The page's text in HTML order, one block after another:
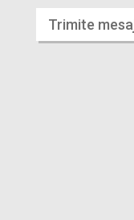
Trimite